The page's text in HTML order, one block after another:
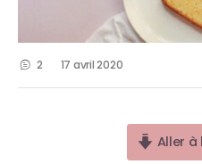
2 17 avril 2020
Aller